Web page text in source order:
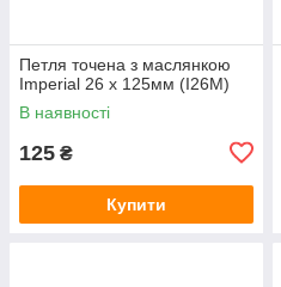
Петля точена з маслянкою
Imperial 26 x 125мм (I26M)
В наявності
125 ₴
Купити